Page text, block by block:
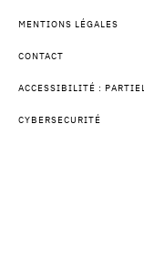
MENTIONS LÉGALES
CONTACT
ACCESSIBILITÉ :
CYBERSECURITÉ